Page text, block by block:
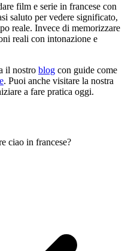
film e serie in francese con
saluto per vedere significato,
reale. Invece di memorizzare
reali con intonazione e
il nostro blog con guide come
. Puoi anche visitare la nostra
a fare pratica oggi.
ciao in francese?